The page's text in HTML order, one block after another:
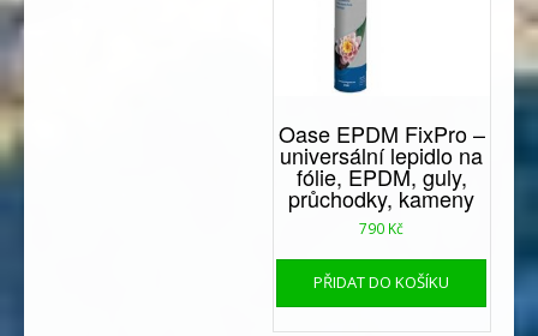
Oase EPDM FixPro –
universální lepidlo na
fólie, EPDM, guly,
průchodky, kameny
790 Kč
PŘIDAT DO KOŠÍKU